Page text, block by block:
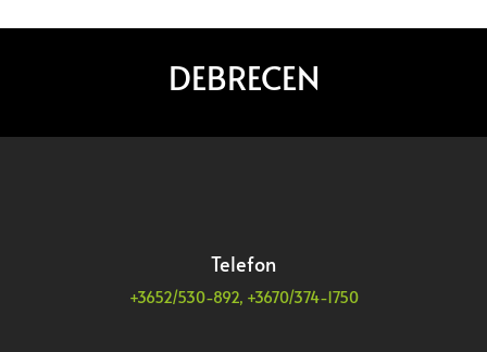
DEBRECEN
Telefon
+3652/530-892, +3670/374-1750